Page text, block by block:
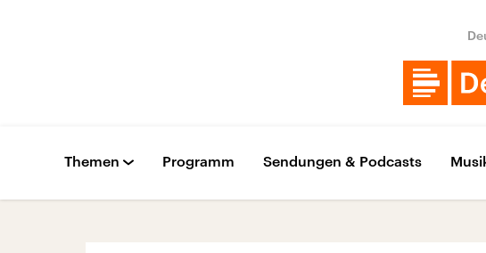
Themen Programm Sendungen & Podcasts